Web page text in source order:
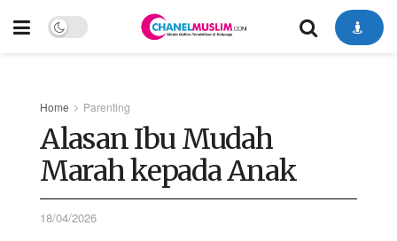
Home Parenting
Alasan Ibu Mudah
Marah kepada Anak
18/04/2026